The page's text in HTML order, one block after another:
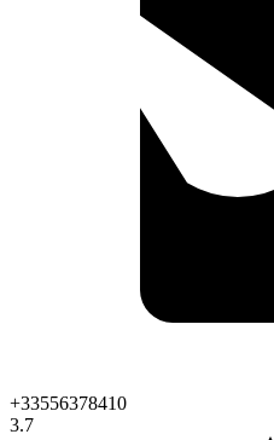
+33556378410
3.7